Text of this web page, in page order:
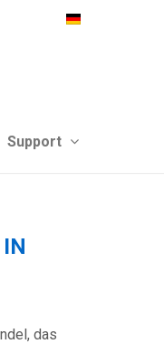
Support
D
das